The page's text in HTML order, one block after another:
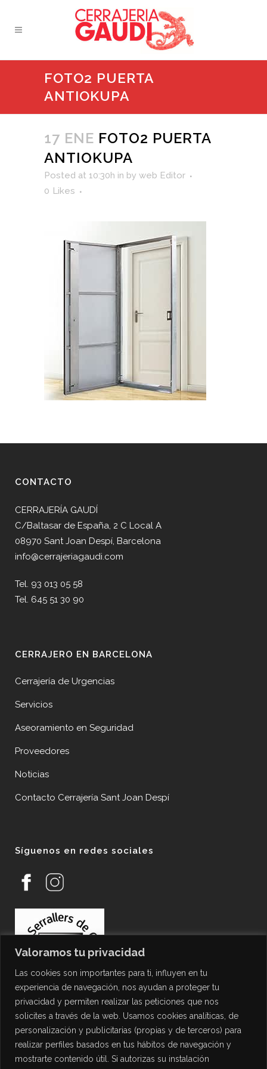
Valoramos tu privacidad
Las cookies son importantes para ti, influyen en tu
experiencia de navegación, nos ayudan a proteger tu
privacidad y permiten realizar las peticiones que nos
solicites a través de la web. Usamos cookies analíticas, de
personalización y publicitarias (propias y de terceros) para
realizar perfiles basados en tus hábitos de navegación y
mostrarte contenido útil. Si autorizas su instalación
FOTO2 PUERTA
ANTIOKUPA
17 ENE FOTO2 PUERTA
ANTIOKUPA
Posted at 10:30h in by web Editor
0 Likes
CONTACTO
CERRAJERÍA GAUDÍ
C/Baltasar de España, 2 C Local A
08970 Sant Joan Despí, Barcelona
info@cerrajeriagaudi.com
Tel. 93 013 05 58
Tel. 645 51 30 90
CERRAJERO EN BARCELONA
Cerrajería de Urgencias
Servicios
Aseoramiento en Seguridad
Proveedores
Noticias
Contacto Cerrajería Sant Joan Despí
Síguenos en redes sociales
PROTECCIÓN DE DATOS
Política de Privacidad